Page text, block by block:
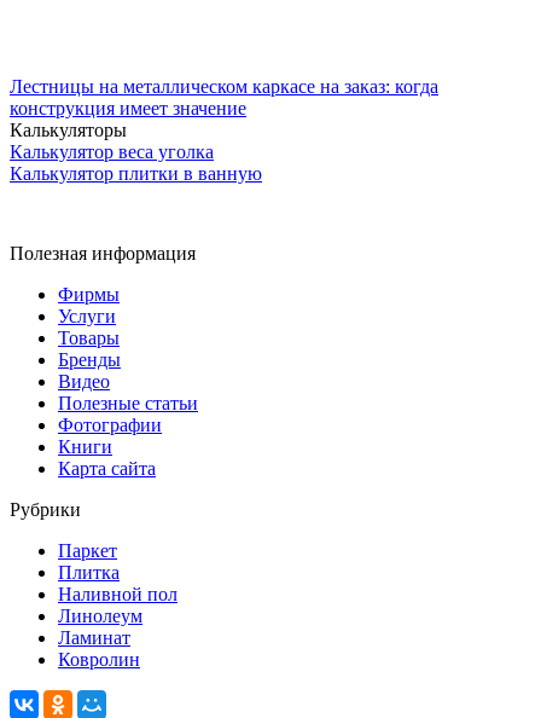
Лестницы на металлическом каркасе на заказ: когда
конструкция имеет значение
Калькуляторы
Калькулятор веса уголка
Калькулятор плитки в ванную
Полезная информация
Фирмы
Услуги
Товары
Бренды
Видео
Полезные статьи
Фотографии
Книги
Карта сайта
Рубрики
Паркет
Плитка
Наливной пол
Линолеум
Ламинат
Ковролин